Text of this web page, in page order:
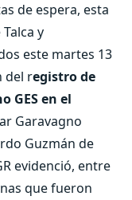
de espera, esta
y
este martes 13
del registro de
GES en el
Garavagno
Guzmán de
evidenció, entre
que fueron